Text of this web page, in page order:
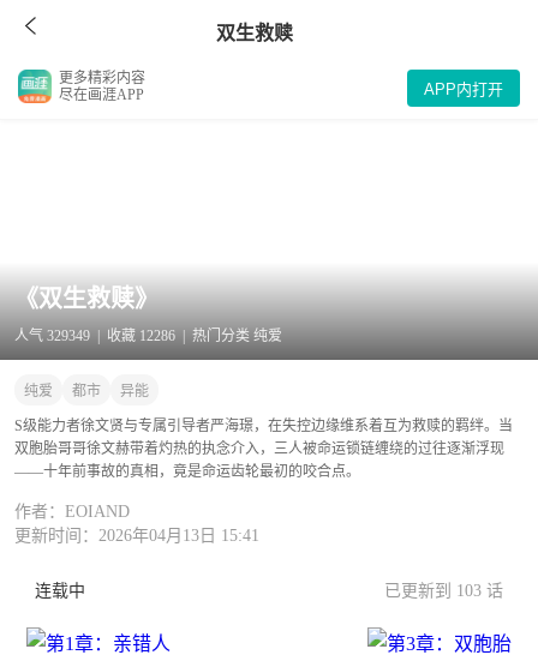
双生救赎
更多精彩内容
尽在画涯APP
APP内打开
《双生救赎》
人气 329349 | 收藏 12286 | 热门分类 纯爱
纯爱 都市 异能
S级能力者徐文贤与专属引导者严海璟，在失控边缘维系着互为救赎的羁绊。当
双胞胎哥哥徐文赫带着灼热的执念介入，三人被命运锁链缠绕的过往逐渐浮现
——十年前事故的真相，竟是命运齿轮最初的咬合点。
作者：EOIAND
更新时间：2026年04月13日 15:41
连载中 已更新到 103 话